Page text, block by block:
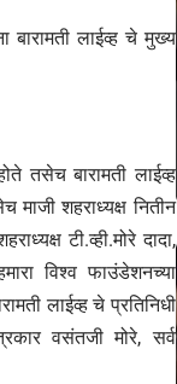
लाईव्ह चे मुख्य
तसेच बारामती लाईव्ह
शहराध्यक्ष नितीन
टी.व्ही.मोरे दादा,
विश्व फाउंडेशनच्या
लाईव्ह चे प्रतिनिधी
वसंतजी मोरे, सर्व